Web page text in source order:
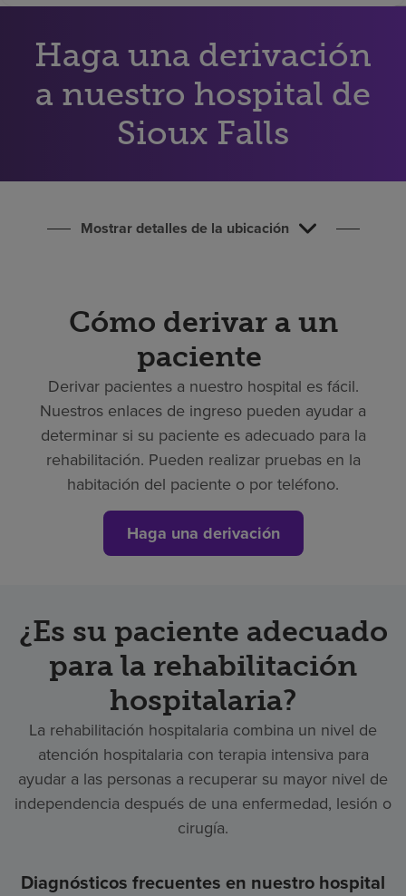
Inversores
Haga una derivación
a nuestro hospital de
Sioux Falls
Mostrar detalles de la ubicación
Cómo derivar a un
paciente
Derivar pacientes a nuestro hospital es fácil.
Nuestros enlaces de ingreso pueden ayudar a
determinar si su paciente es adecuado para la
rehabilitación. Pueden realizar pruebas en la
habitación del paciente o por teléfono.
Haga una derivación
¿Es su paciente adecuado
para la rehabilitación
hospitalaria?
La rehabilitación hospitalaria combina un nivel de
atención hospitalaria con terapia intensiva para
ayudar a las personas a recuperar su mayor nivel de
independencia después de una enfermedad, lesión o
cirugía.
Diagnósticos frecuentes en nuestro hospital